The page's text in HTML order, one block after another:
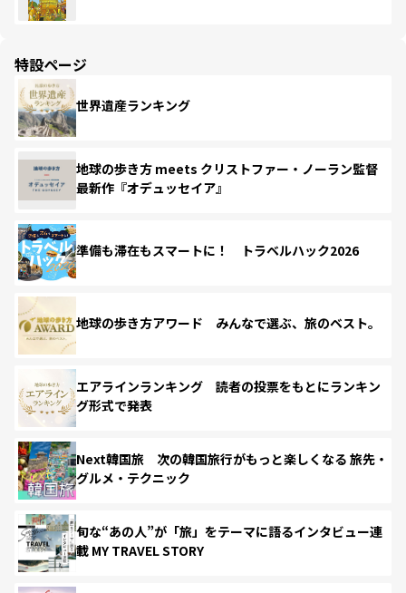
特設ページ
世界遺産ランキング
地球の歩き方 meets クリストファー・ノーラン監督
最新作『オデュッセイア』
準備も滞在もスマートに！ トラベルハック2026
地球の歩き方アワード みんなで選ぶ、旅のベスト。
エアラインランキング 読者の投票をもとにランキン
グ形式で発表
Next韓国旅 次の韓国旅行がもっと楽しくなる 旅先・
グルメ・テクニック
旬な“あの人”が「旅」をテーマに語るインタビュー連
載 MY TRAVEL STORY